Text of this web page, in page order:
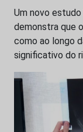
Um novo
demonstra que
como ao longo
significativo do